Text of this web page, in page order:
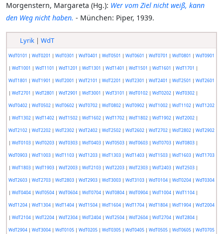
Morgenstern, Margareta (Hg.): Wer vom Ziel nicht weiß, kann
den Weg nicht haben. - München: Piper, 1939.
Lyrik| WdT
WdT0101 | WdT0201 | WdT0301 | WdT0401 | WdT0501 | WdT0601 | WdT0701 | WdT0801 | WdT0901
| WdT1001 | WdT1101 | WdT1201 | WdT1301 | WdT1401 | WdT1501 | WdT1601 | WdT1701 |
WdT1801 | WdT1901 | WdT2001 | WdT2101 | WdT2201 | WdT2301 | WdT2401 | WdT2501 | WdT2601
| WdT2701 | WdT2801 | WdT2901 | WdT3001 | WdT3101 | WdT0102| WdT0202| WdT0302|
WdT0402| WdT0502| WdT0602| WdT0702| WdT0802| WdT0902| WdT1002| WdT1102| WdT1202
| WdT1302| WdT1402| WdT1502| WdT1602| WdT1702| WdT1802| WdT1902| WdT2002|
WdT2102| WdT2202| WdT2302| WdT2402| WdT2502| WdT2602| WdT2702| WdT2802| WdT2902
| WdT0103| WdT0203| WdT0303| WdT0403| WdT0503| WdT0603| WdT0703| WdT0803|
WdT0903| WdT1003| WdT1103| WdT1203| WdT1303| WdT1403| WdT1503| WdT1603| WdT1703
| WdT1803| WdT1903| WdT2003| WdT2103| WdT2203| WdT2303| WdT2403| WdT2503|
WdT2603| WdT2703| WdT2803| WdT2903| WdT3003| WdT3103| WdT0104| WdT0204| WdT0304
| WdT0404| WdT0504| WdT0604| WdT0704| WdT0804| WdT0904| WdT1004| WdT1104|
WdT1204| WdT1304| WdT1404| WdT1504| WdT1604| WdT1704| WdT1804| WdT1904| WdT2004
| WdT2104| WdT2204| WdT2304| WdT2404| WdT2504| WdT2604| WdT2704| WdT2804|
WdT2904| WdT3004| WdT0105| WdT0205| WdT0305| WdT0405| WdT0505| WdT0605| WdT0705